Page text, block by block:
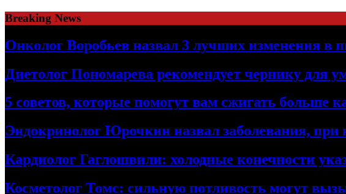
Skip
to
content
Breaking News
Онколог Воробьев назвал 3 лучших изменения в
Диетолог Пономарева рекомендует чернику для
5 советов, которые помогут вам сжигать
Эндокринолог Юрочкин назвал заболевания, при
Кардиолог Гаглошвили: холодные конечности
Косметолог Томс: сильную потливость могут